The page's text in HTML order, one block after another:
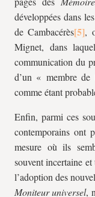
développées dans les
de Cambacérès
,
Mignet, dans
communication du
d’un « membre
comme étant
Enfin, parmi ces
contemporains ont
mesure où ils
souvent incertaine
l’adoption des
Moniteur universel,